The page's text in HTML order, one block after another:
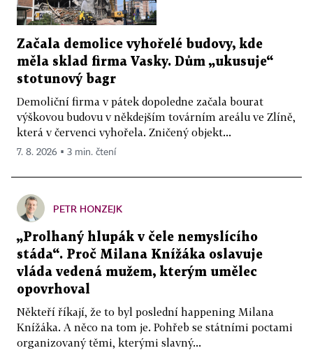
Začala demolice vyhořelé budovy, kde
měla sklad firma Vasky. Dům „ukusuje“
stotunový bagr
Demoliční firma v pátek dopoledne začala bourat
výškovou budovu v někdejším továrním areálu ve Zlíně,
která v červenci vyhořela. Zničený objekt...
7. 8. 2026 ▪ 3 min. čtení
PETR HONZEJK
„Prolhaný hlupák v čele nemyslícího
stáda“. Proč Milana Knížáka oslavuje
vláda vedená mužem, kterým umělec
opovrhoval
Někteří říkají, že to byl poslední happening Milana
Knížáka. A něco na tom je. Pohřeb se státními poctami
organizovaný těmi, kterými slavný...